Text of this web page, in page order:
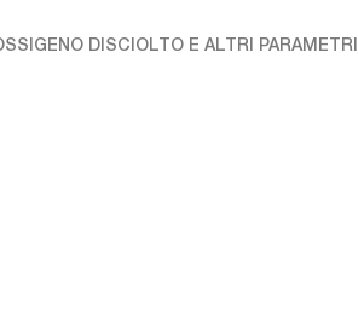
DISCIOLTO E ALTRI PARAMETRI